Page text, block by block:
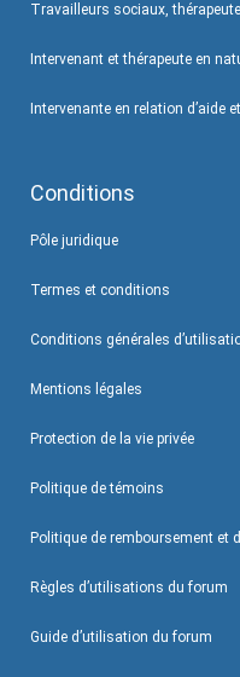
Travailleurs sociaux,
Intervenant et thérapeute en
Intervenante en relation d’aide
Conditions
Pôle juridique
Termes et conditions
Conditions générales
Mentions légales
Protection de la vie privée
Politique de témoins
Politique de remboursement et
Règles d’utilisations du forum
Guide d’utilisation du forum